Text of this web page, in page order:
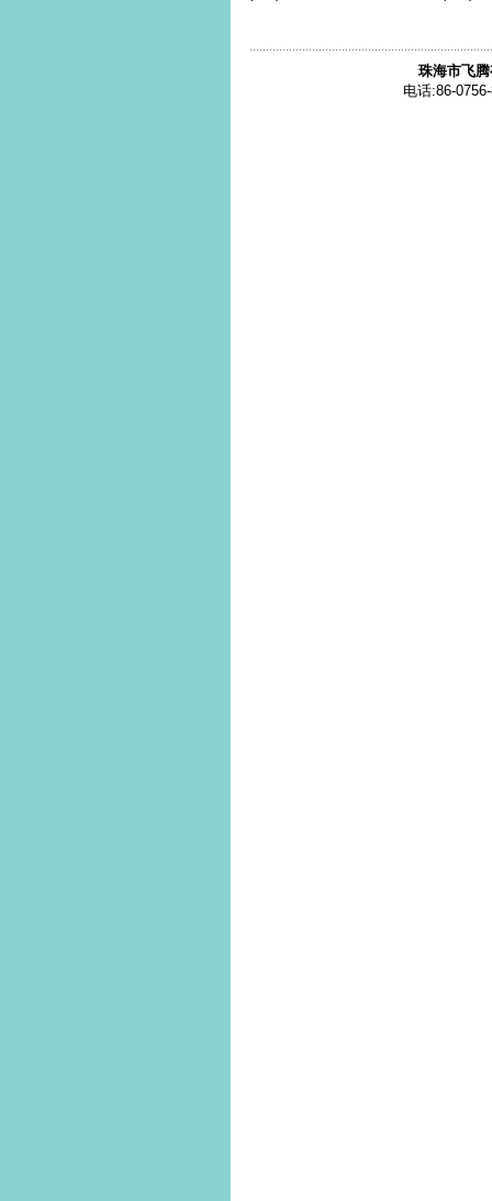
珠海市飞
电话:86-